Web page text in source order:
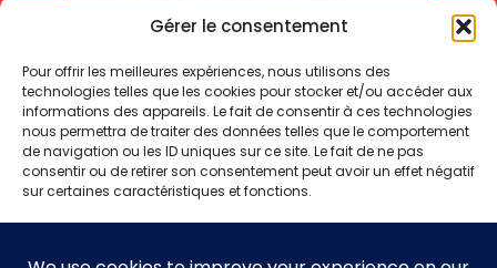
Gérer le consentement
Pour offrir les meilleures expériences, nous utilisons des
technologies telles que les cookies pour stocker et/ou accéder aux
informations des appareils. Le fait de consentir à ces technologies
nous permettra de traiter des données telles que le comportement
de navigation ou les ID uniques sur ce site. Le fait de ne pas
consentir ou de retirer son consentement peut avoir un effet négatif
sur certaines caractéristiques et fonctions.